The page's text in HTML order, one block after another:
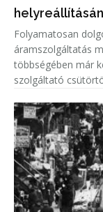
helyreállításán
Folyamatosan
áramszolgáltatás
többségében már
szolgáltató